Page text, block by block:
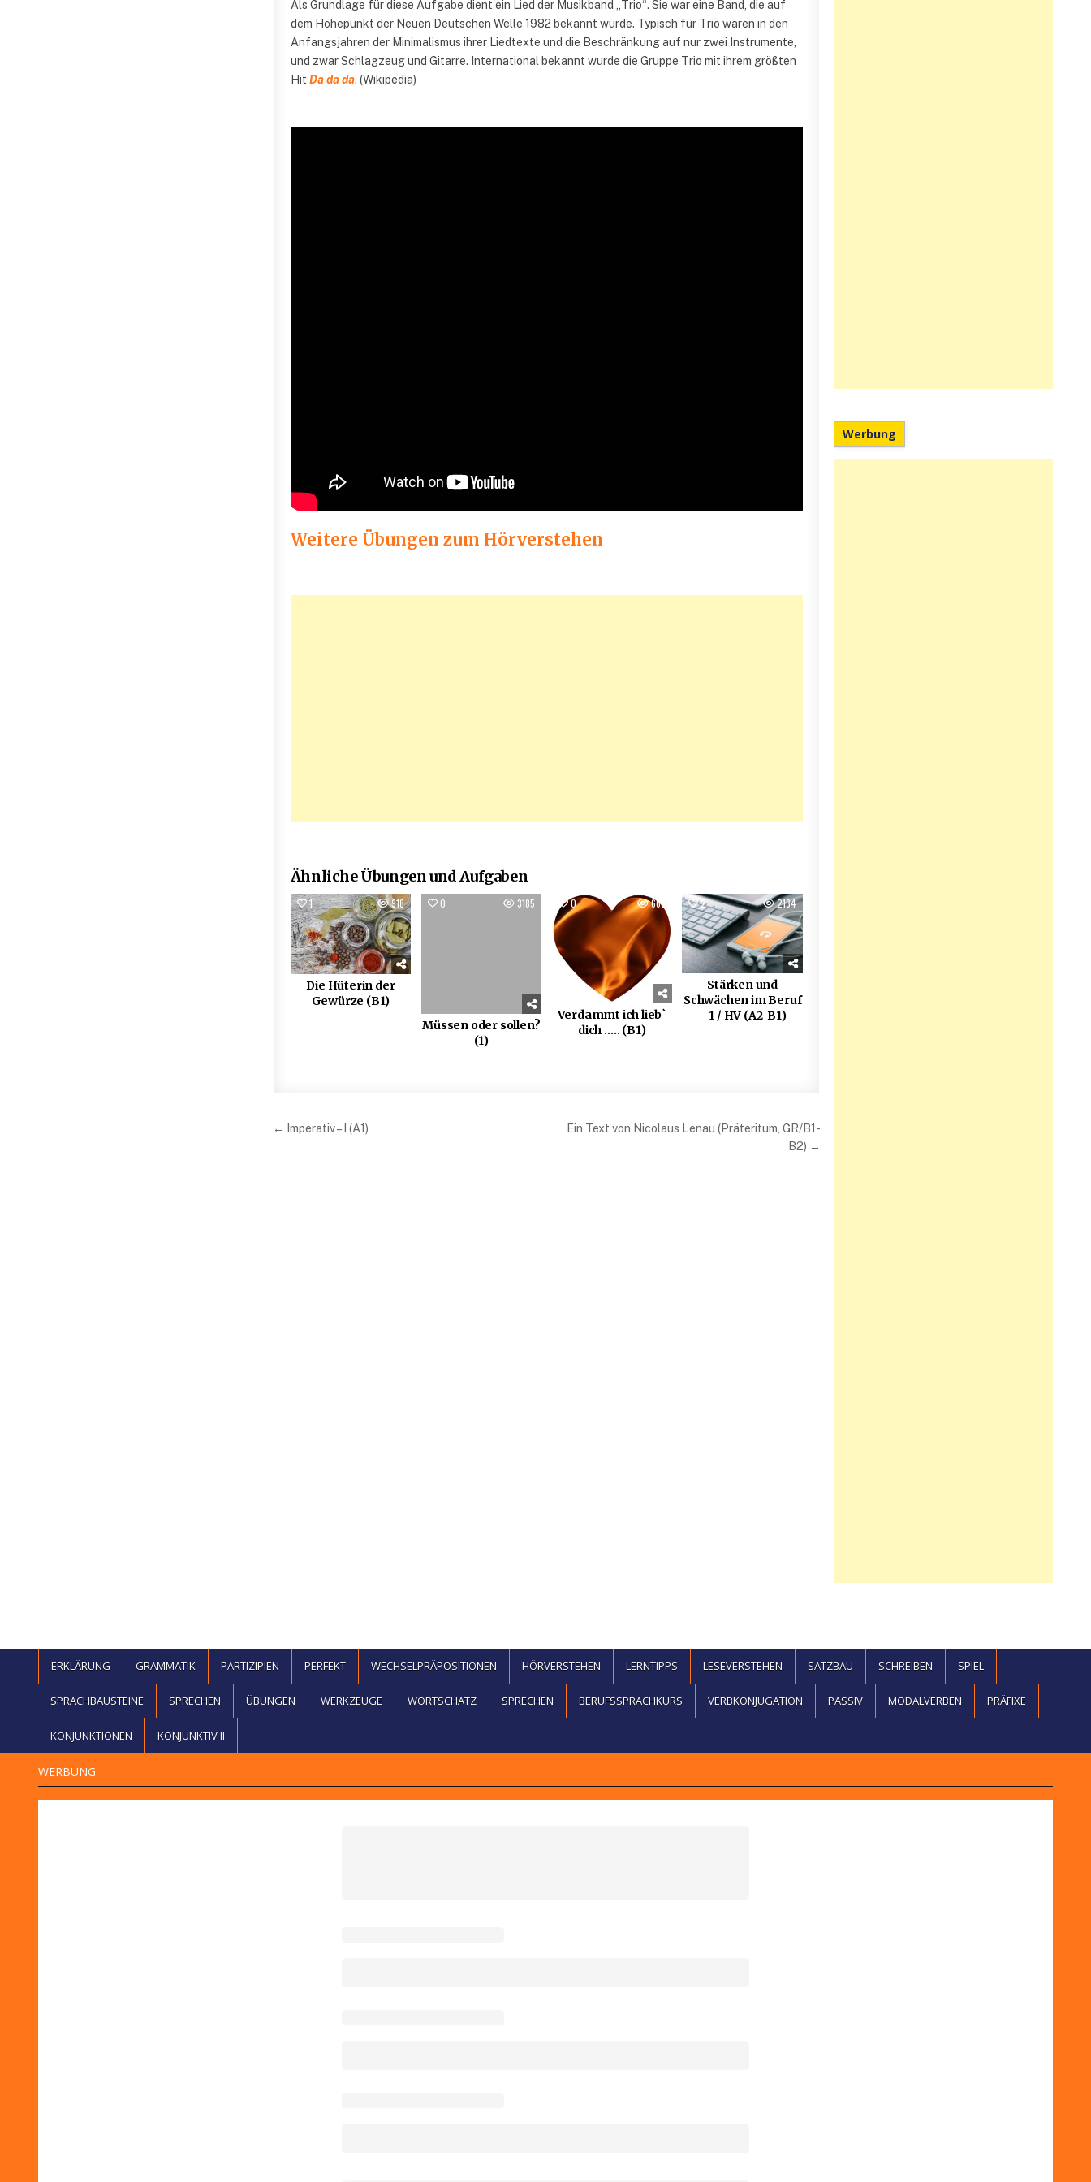
Als Grundlage für diese Aufgabe dient ein Lied der Musikband „Trio“. Sie war eine Band, die auf
dem Höhepunkt der Neuen Deutschen Welle 1982 bekannt wurde. Typisch für Trio waren in den
Anfangsjahren der Minimalismus ihrer Liedtexte und die Beschränkung auf nur zwei Instrumente,
und zwar Schlagzeug und Gitarre. International bekannt wurde die Gruppe Trio mit ihrem größten
Hit Da da da. (Wikipedia)
Weitere Übungen zum Hörverstehen
Ähnliche Übungen und Aufgaben
1 918
Die Hüterin der
Gewürze (B1)
0 3185
Müssen oder sollen?
(1)
0 663
Verdammt ich lieb`
dich ….. (B1)
2 2134
Stärken und
Schwächen im Beruf
– 1 / HV (A2-B1)
Beitragsnavigation
Ein Text von Nicolaus Lenau (Präteritum, GR/B1-
B2) →
← Imperativ – I (A1)
Werbung
ERKLÄRUNG GRAMMATIK PARTIZIPIEN PERFEKT WECHSELPRÄPOSITIONEN HÖRVERSTEHEN LERNTIPPS LESEVERSTEHEN SATZBAU SCHREIBEN SPIEL
SPRACHBAUSTEINE SPRECHEN ÜBUNGEN WERKZEUGE WORTSCHATZ SPRECHEN BERUFSSPRACHKURS VERBKONJUGATION PASSIV MODALVERBEN PRÄFIXE
KONJUNKTIONEN KONJUNKTIV II
WERBUNG